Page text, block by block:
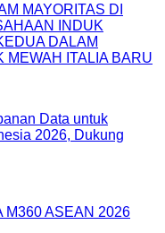
MAYORITAS DI
INDUK
DALAM
MEWAH ITALIA BARU
Data untuk
2026, Dukung
M360 ASEAN 2026